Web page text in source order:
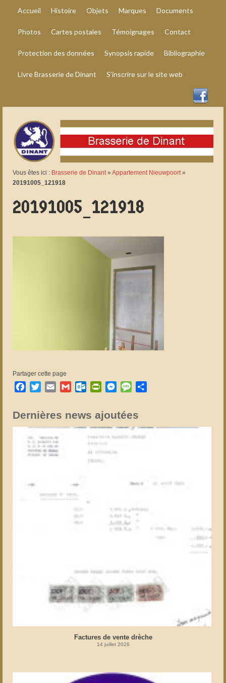
Accueil Histoire Objets Marques Documents
Photos Cartes postales Témoignages Contact
Protection des données Synopsis rapide Bibliographie
Livre Brasserie de Dinant S’inscrire sur le site web
Vous êtes ici : Brasserie de Dinant» Appartement Nieuwpoort»
20191005_121918
20191005_121918
Partager cette page
Facebook
TwitterEmail GmailOutlook.com
PrintFriendly
Messenger
Message
Dernières news ajoutées
Factures de vente drèche
14 juillet 2026